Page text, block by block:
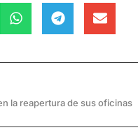
la reapertura de sus oficinas